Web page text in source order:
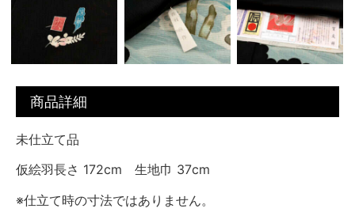
商品詳細
未仕立て品
仮絵羽長さ 172cm 生地巾 37cm
※仕立て時の寸法ではありません。